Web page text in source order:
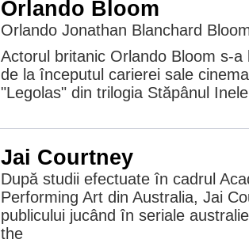
Orlando Bloom
Orlando Jonathan Blanchard
Actorul britanic Orlando Bloom s-
de la începutul carierei sale
"Legolas" din trilogia Stăpânul
Jai Courtney
După studii efectuate în cadrul
Performing Art din Australia, Jai
publicului jucând în seriale
the